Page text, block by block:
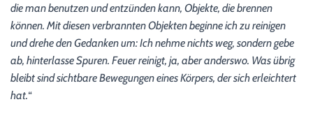
die man benutzen und entzünden kann, Objekte, die brennen
können. Mit diesen verbrannten Objekten beginne ich zu reinigen
und drehe den Gedanken um: Ich nehme nichts weg, sondern gebe
ab, hinterlasse Spuren. Feuer reinigt, ja, aber anderswo. Was übrig
bleibt sind sichtbare Bewegungen eines Körpers, der sich erleichtert
hat.“